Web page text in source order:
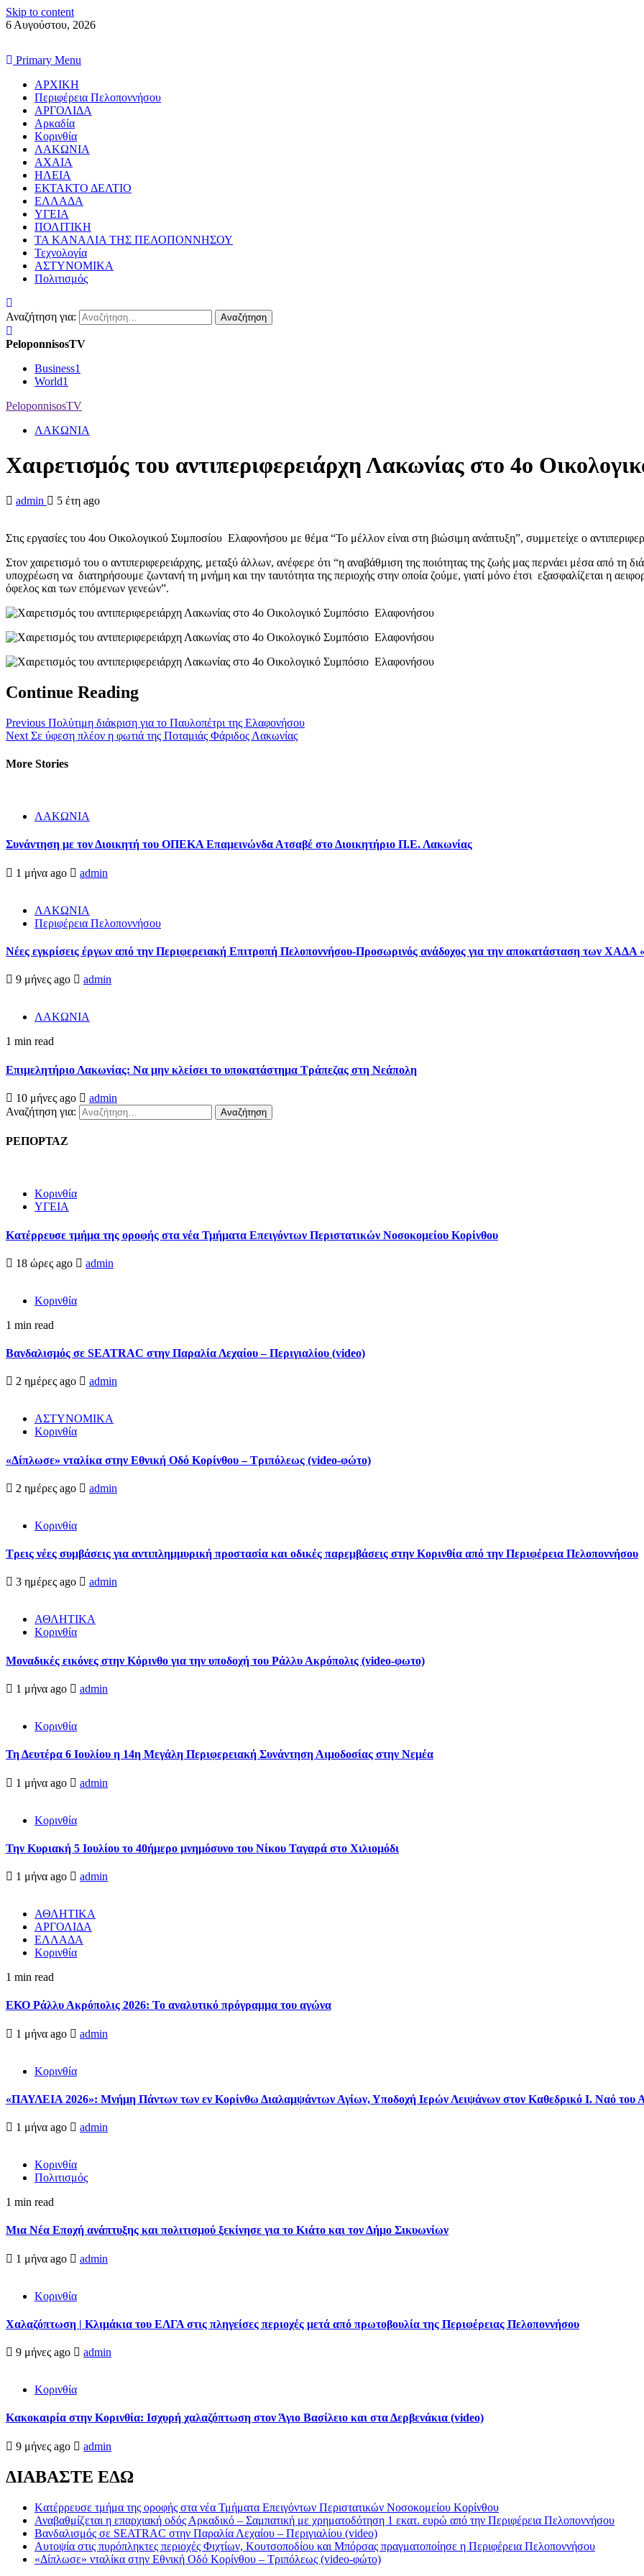
Skip to content
6 Αυγούστου, 2026
Primary Menu
ΑΡΧΙΚΗ
Περιφέρεια Πελοποννήσου
ΑΡΓΟΛΙΔΑ
Αρκαδία
Κορινθία
ΛΑΚΩΝΙΑ
ΑΧΑΙΑ
ΗΛΕΙΑ
ΕΚΤΑΚΤΟ ΔΕΛΤΙΟ
ΕΛΛΑΔΑ
ΥΓΕΙΑ
ΠΟΛΙΤΙΚΗ
ΤΑ ΚΑΝΑΛΙΑ ΤΗΣ ΠΕΛΟΠΟΝΝΗΣΟΥ
Τεχνολογία
ΑΣΤΥΝΟΜΙΚΑ
Πολιτισμός
Αναζήτηση για:
PeloponnisosTV
Business1
World1
PeloponnisosTV
ΛΑΚΩΝΙΑ
Χαιρετισμός του αντιπεριφερειάρχη Λακωνίας στο 4ο
admin 5 έτη ago
Στις εργασίες του 4ου Οικολογικού Συμποσίου Ελαφονήσου με θέμα “Το μέλλον είναι στη βιώσιμη ανάπτυξη”, συμμετείχε ο
Στον χαιρετισμό του ο αντιπεριφερειάρχης, μεταξύ άλλων, ανέφερε ότι “η αναβάθμιση της ποιότητας της ζωής μας περνάει μέσα από τη
υποχρέωση να διατηρήσουμε ζωντανή τη μνήμη και την ταυτότητα της περιοχής στην οποία ζούμε, γιατί μόνο έτσι εξασφαλίζεται η
όφελος και των επόμενων γενεών”.
Continue Reading
Previous Πολύτιμη διάκριση για το Παυλοπέτρι της Ελαφονήσου
Next Σε ύφεση πλέον η φωτιά της Ποταμιάς Φάριδος Λακωνίας
More Stories
ΛΑΚΩΝΙΑ
Συνάντηση με τον Διοικητή του ΟΠΕΚΑ Επαμεινώνδα Ατσαβέ στο Διοικητήριο Π.Ε. Λακωνίας
1 μήνα ago admin
ΛΑΚΩΝΙΑ
Περιφέρεια Πελοποννήσου
Νέες εγκρίσεις έργων από την Περιφερειακή Επιτροπή Πελοποννήσου-Προσωρινός ανάδοχος για την αποκατάσταση των
9 μήνες ago admin
ΛΑΚΩΝΙΑ
1 min read
Επιμελητήριο Λακωνίας: Να μην κλείσει το υποκατάστημα Τράπεζας στη Νεάπολη
10 μήνες ago
admin
Αναζήτηση για:
ΡΕΠΟΡΤΑΖ
Κορινθία
ΥΓΕΙΑ
Kατέρρευσε τμήμα της οροφής στα νέα Τμήματα Επειγόντων Περιστατικών Νοσοκομείου Κορίνθου
18 ώρες ago admin
Κορινθία
1 min read
Βανδαλισμός σε SEATRAC στην Παραλία Λεχαίου – Περιγιαλίου (video)
2 ημέρες ago admin
ΑΣΤΥΝΟΜΙΚΑ
Κορινθία
«Δίπλωσε» νταλίκα στην Εθνική Oδό Κορίνθου – Τριπόλεως (video-φώτο)
2 ημέρες ago admin
Κορινθία
Τρεις νέες συμβάσεις για αντιπλημμυρική προστασία και οδικές παρεμβάσεις στην Κορινθία από την Περιφέρεια Πελοποννήσου
3 ημέρες ago admin
ΑΘΛΗΤΙΚΑ
Κορινθία
Μοναδικές εικόνες στην Κόρινθο για την υποδοχή του Ράλλυ Ακρόπολις (video-φωτο)
1 μήνα ago admin
Κορινθία
Τη Δευτέρα 6 Ιουλίου η 14η Μεγάλη Περιφερειακή Συνάντηση Αιμοδοσίας στην Νεμέα
1 μήνα ago admin
Κορινθία
Την Κυριακή 5 Ιουλίου το 40ήμερο μνημόσυνο του Νίκου Ταγαρά στο Χιλιομόδι
1 μήνα ago admin
ΑΘΛΗΤΙΚΑ
ΑΡΓΟΛΙΔΑ
ΕΛΛΑΔΑ
Κορινθία
1 min read
ΕΚΟ Ράλλυ Ακρόπολις 2026: Το αναλυτικό πρόγραμμα του αγώνα
1 μήνα ago admin
Κορινθία
«ΠΑΥΛΕΙΑ 2026»: Μνήμη Πάντων των εν Κορίνθω Διαλαμψάντων Αγίων, Υποδοχή Ιερών Λειψάνων στον Καθεδρικό Ι. Ναό του
1 μήνα ago admin
Κορινθία
Πολιτισμός
1 min read
Μια Νέα Εποχή ανάπτυξης και πολιτισμού ξεκίνησε για το Κιάτο και τον Δήμο Σικυωνίων
1 μήνα ago admin
Κορινθία
Χαλαζόπτωση | Κλιμάκια του ΕΛΓΑ στις πληγείσες περιοχές μετά από πρωτοβουλία της Περιφέρειας Πελοποννήσου
9 μήνες ago admin
Κορινθία
Κακοκαιρία στην Κορινθία: Ισχυρή χαλαζόπτωση στον Άγιο Βασίλειο και στα Δερβενάκια (video)
9 μήνες ago admin
ΔΙΑΒΑΣΤΕ ΕΔΩ
Kατέρρευσε τμήμα της οροφής στα νέα Τμήματα Επειγόντων Περιστατικών Νοσοκομείου Κορίνθου
Αναβαθμίζεται η επαρχιακή οδός Αρκαδικό – Σαμπατική με χρηματοδότηση 1 εκατ. ευρώ από την Περιφέρεια Πελοποννήσου
Βανδαλισμός σε SEATRAC στην Παραλία Λεχαίου – Περιγιαλίου (video)
Αυτοψία στις πυρόπληκτες περιοχές Φιχτίων, Κουτσοποδίου και Μπόρσας πραγματοποίησε η Περιφέρεια Πελοποννήσου
«Δίπλωσε» νταλίκα στην Εθνική Oδό Κορίνθου – Τριπόλεως (video-φώτο)